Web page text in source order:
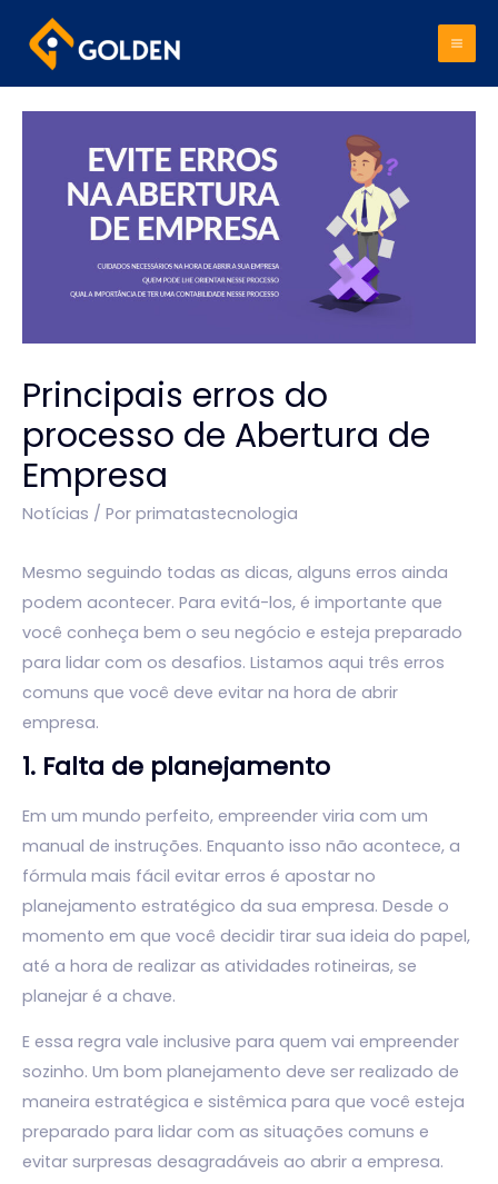
Principais erros do
processo de Abertura de
Empresa
Notícias / Por primatastecnologia
Mesmo seguindo todas as dicas, alguns erros ainda
podem acontecer. Para evitá-los, é importante que
você conheça bem o seu negócio e esteja preparado
para lidar com os desafios. Listamos aqui três erros
comuns que você deve evitar na hora de abrir
empresa.
1. Falta de planejamento
Em um mundo perfeito, empreender viria com um
manual de instruções. Enquanto isso não acontece, a
fórmula mais fácil evitar erros é apostar no
planejamento estratégico da sua empresa. Desde o
momento em que você decidir tirar sua ideia do papel,
até a hora de realizar as atividades rotineiras, se
planejar é a chave.
E essa regra vale inclusive para quem vai empreender
sozinho. Um bom planejamento deve ser realizado de
maneira estratégica e sistêmica para que você esteja
preparado para lidar com as situações comuns e
evitar surpresas desagradáveis ao abrir a empresa.